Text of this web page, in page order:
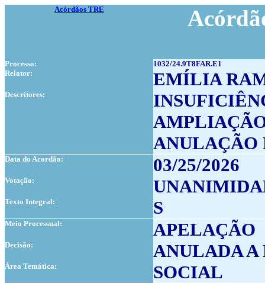
Acórdãos TRE
Processo:
1032/24.9T8FAR.E1
Relator:
EMÍLIA
Descritores:
ANULAÇÃO
Data do Acordão: 03/25/2026
Votação:
Texto Integral: S
Meio Processual: APELAÇÃO
Decisão: ANULADA A
Área Temática: SOCIAL